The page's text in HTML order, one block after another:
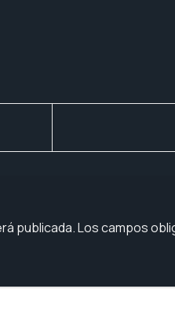
publicada.Los campos